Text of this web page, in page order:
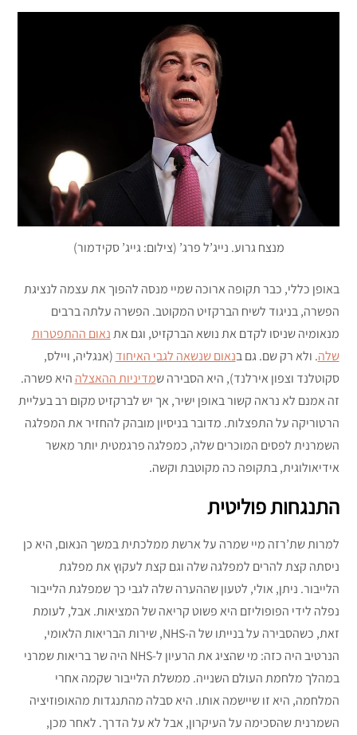
מנצח גרוע. נייג’ל פרג’ (צילום: גייג’ סקידמור)
באופן כללי, כבר תקופה ארוכה שמיי מנסה להפוך את עצמה לנציגת
הפשרה, בניגוד לשיח הברקזיט המקוטב. הפשרה עלתה ברבים
מנאומיה שניסו לקדם את נושא הברקזיט, וגם אתנאום ההתפטרות
שלה. ולא רק שם. גם בנאום שנשאה לגבי האיחוד (אנגליה, ויילס,
סקוטלנד וצפון אירלנד), היא הסבירה שמדיניות ההאצלה היא פשרה.
זה אמנם לא נראה קשור באופן ישיר, אך יש לברקזיט מקום רב בעליית
הרטוריקה על התפצלות. מדובר בניסיון מובהק להחזיר את המפלגה
השמרנית לפסים המוכרים שלה, כמפלגה פרגמטית יותר מאשר
אידיאולוגית, בתקופה כה מקוטבת וקשה.
התנגחות פוליטית
למרות שת’רזה מיי שמרה על ארשת ממלכתית במשך הנאום, היא כן
ניסתה קצת להרים למפלגה שלה וגם קצת לעקוץ את מפלגת
הלייבור. ניתן, אולי, לטעון שההערה שלה לגבי כך שמפלגת הלייבור
נפלה לידי הפופוליזם היא פשוט קריאה של המציאות. אבל, לעומת
זאת, כשהסבירה על בנייתו של ה-NHS, שירות הבריאות הלאומי,
הנרטיב היה כזה: מי שהציג את הרעיון ל-NHS היה שר בריאות שמרני
במהלך מלחמת העולם השנייה. ממשלת הלייבור שקמה אחרי
המלחמה, היא זו שיישמה אותו. היא סבלה מהתנגדות מהאופוזיציה
השמרנית שהסכימה על העיקרון, אבל לא על הדרך. לאחר מכן,